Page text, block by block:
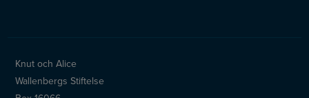
Knut och Alice
Wallenbergs Stiftelse